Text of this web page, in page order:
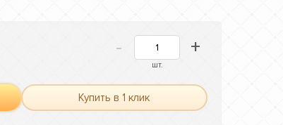
- +
шт.
Купить в 1 клик